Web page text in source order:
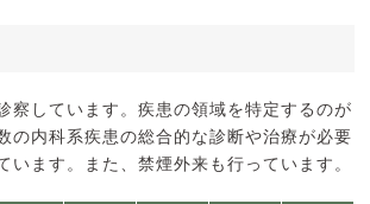
察しています。疾患の領域を特定するのが
の内科系疾患の総合的な診断や治療が必要
います。また、禁煙外来も行っています。